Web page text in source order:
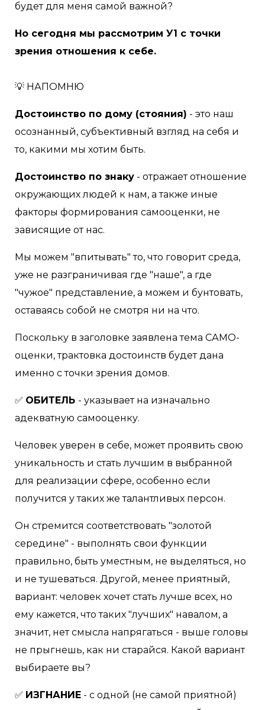
будет для меня самой важной?
Но сегодня мы рассмотрим У1 с точки
зрения отношения к себе.⠀
💡 НАПОМНЮ
Достоинство по дому (стояния) - это наш
осознанный, субъективный взгляд на себя и
то, какими мы хотим быть.⠀
Достоинство по знаку - отражает отношение
окружающих людей к нам, а также иные
факторы формирования самооценки, не
зависящие от нас.
Мы можем "впитывать" то, что говорит среда,
уже не разграничивая где "наше", а где
"чужое" представление, а можем и бунтовать,
оставаясь собой не смотря ни на что.
Поскольку в заголовке заявлена тема САМО-
оценки, трактовка достоинств будет дана
именно с точки зрения домов.⠀
✅ ОБИТЕЛЬ - указывает на изначально
адекватную самооценку.
Человек уверен в себе, может проявить свою
уникальность и стать лучшим в выбранной
для реализации сфере, особенно если
получится у таких же талантливых персон.
Он стремится соответствовать "золотой
середине" - выполнять свои функции
правильно, быть уместным, не выделяться, но
и не тушеваться. Другой, менее приятный,
вариант: человек хочет стать лучше всех, но
ему кажется, что таких "лучших" навалом, а
значит, нет смысла напрягаться - выше головы
не прыгнешь, как ни старайся. Какой вариант
выбираете вы?⠀
✅ ИЗГНАНИЕ - с одной (не самой приятной)